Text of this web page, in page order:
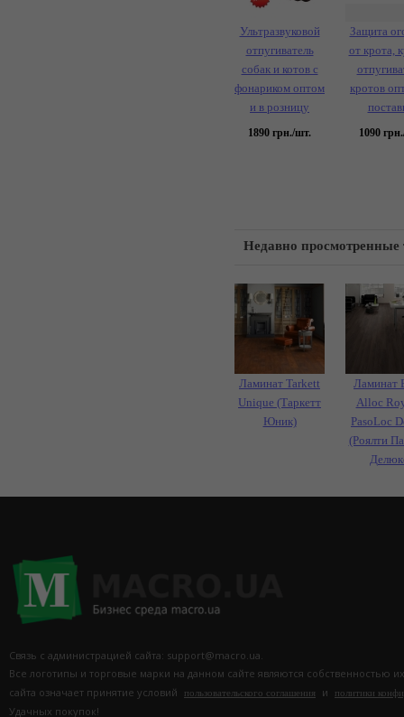
Ультразвуковой
отпугиватель
собак и котов с
фонариком оптом
и в розницу
1890 грн./шт.
Защита
от крота,
кротов
1090
Недавно просмотренные
Ламинат Tarkett
Unique (Таркетт
Юник)
Ламинат
Alloc
PasoLoc
(Роялти
Связь с администрацией сайта: support@macro.ua.
Все логотипы и торговые марки на данном сайте являются собственностью
сайта означает принятие условий
пользовательского соглашения и политики
Удачных покупок!